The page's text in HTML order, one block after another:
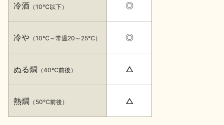
イベント情報TOP 新商品・おすすめ商品
冷酒 （10℃以下）
冷や （10℃～常温20～25℃）
ぬる燗 （40℃前後）
熱燗 （50℃前後）
◎
◎
△
△